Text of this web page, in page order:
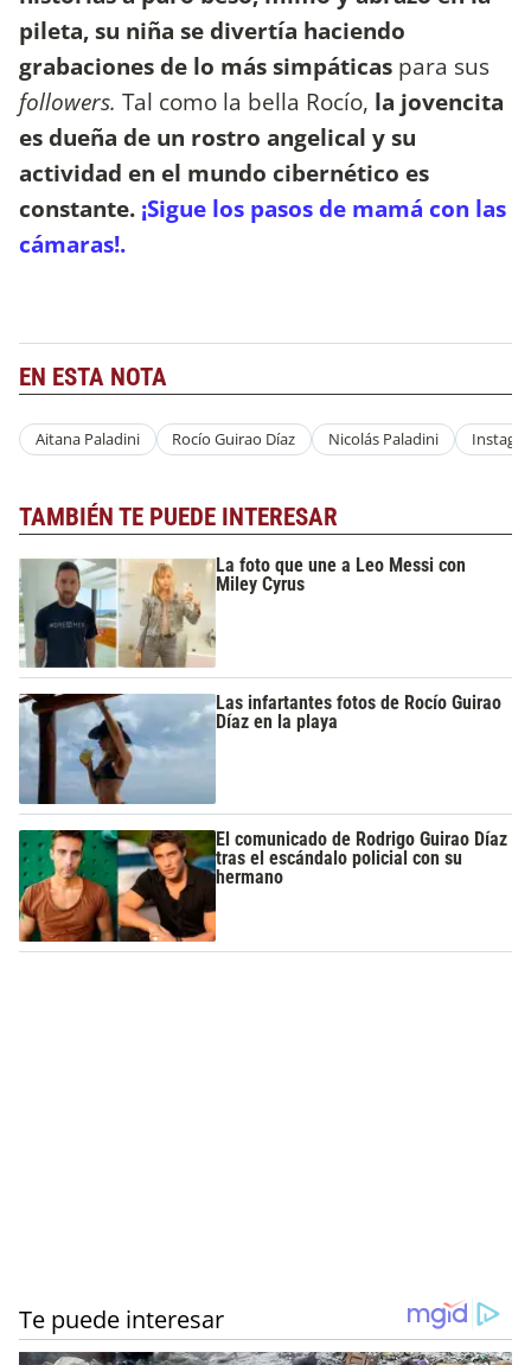
pileta,su niña se divertía haciendo
grabaciones de lo más simpáticas para sus
followers. Tal como la bella Rocío, la jovencita
es dueña de un rostro angelical y su
actividad en el mundo cibernético es
constante. ¡Sigue los pasos de mamá con las
cámaras!.
EN ESTA NOTA
Aitana Paladini Rocío Guirao Díaz Nicolás Paladini
TAMBIÉN TE PUEDE INTERESAR
La foto que une a Leo Messi con
Miley Cyrus
Las infartantes fotos de Rocío Guirao
Díaz en la playa
El comunicado de Rodrigo Guirao Díaz
tras el escándalo policial con su
hermano